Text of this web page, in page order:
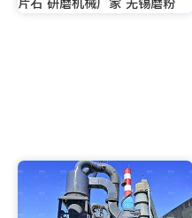
片石 研磨机械厂家 无锡磨粉